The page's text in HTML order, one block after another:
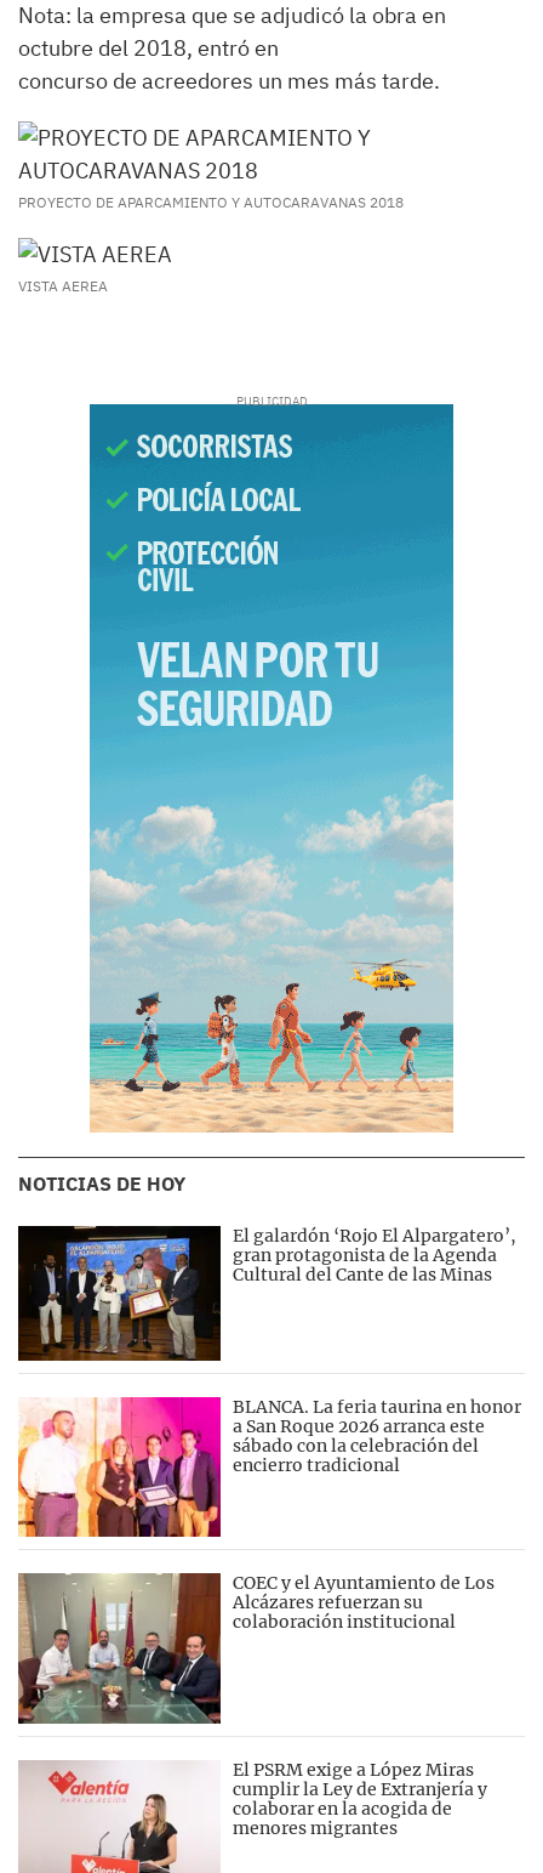
Nota: la empresa que se adjudicó la obra en
octubre del 2018, entró en
concurso de acreedores un mes más tarde.
PROYECTO DE APARCAMIENTO Y AUTOCARAVANAS 2018
VISTA AEREA
NOTICIAS DE HOY
El galardón ‘Rojo El Alpargatero’,
gran protagonista de la Agenda
Cultural del Cante de las Minas
BLANCA. La feria taurina en honor
a San Roque 2026 arranca este
sábado con la celebración del
encierro tradicional
COEC y el Ayuntamiento de Los
Alcázares refuerzan su
colaboración institucional
El PSRM exige a López Miras
cumplir la Ley de Extranjería y
colaborar en la acogida de
menores migrantes